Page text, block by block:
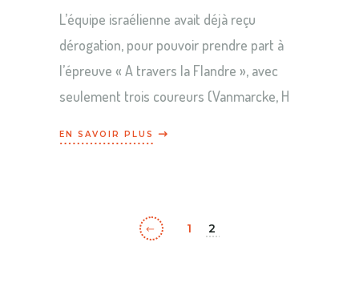
L’équipe israélienne avait déjà reçu
dérogation, pour pouvoir prendre part à
l’épreuve « A travers la Flandre », avec
seulement trois coureurs (Vanmarcke, H
Pagination1 2